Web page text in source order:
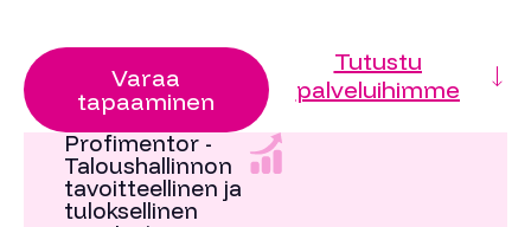
Varaa
tapaaminen
Tutustu
palveluihimme
Profimentor -
Taloushallinnon
tavoitteellinen ja
tuloksellinen